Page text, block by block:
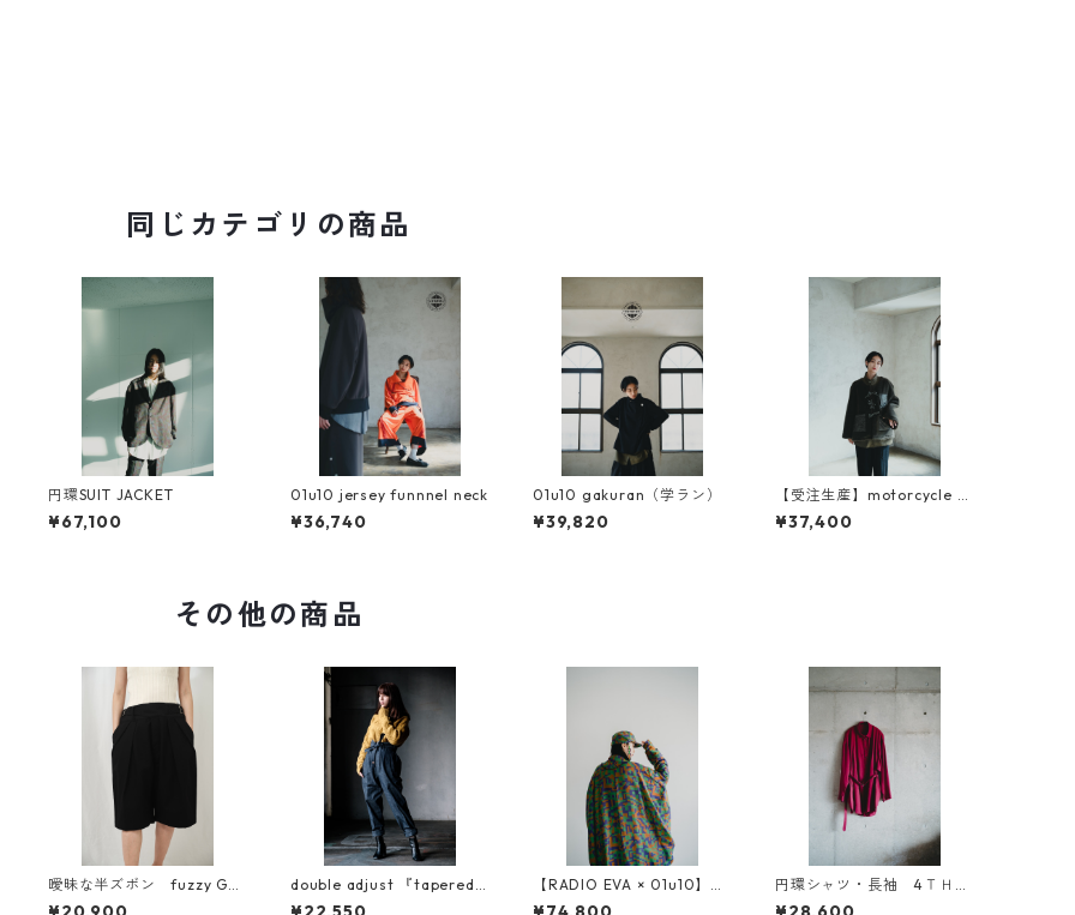
同じカテゴリの商品
円環SUIT JACKET
¥67,100
01u10 jersey funnnel neck
¥36,740
01u10 gakuran（学ラン）
¥39,820
【受注生産】motorcycle c
oat liner（original sleeve)
¥37,400
その他の商品
曖昧な半ズボン fuzzy Gur
kha short pants 強撚ツイ
double adjust 『tapered p
ants』
【RADIO EVA × 01u10】円
環digital camouflage jacq
円環シャツ・長袖 4ＴＨ
ａｎｎｉｖｅｒｓａｒｙ